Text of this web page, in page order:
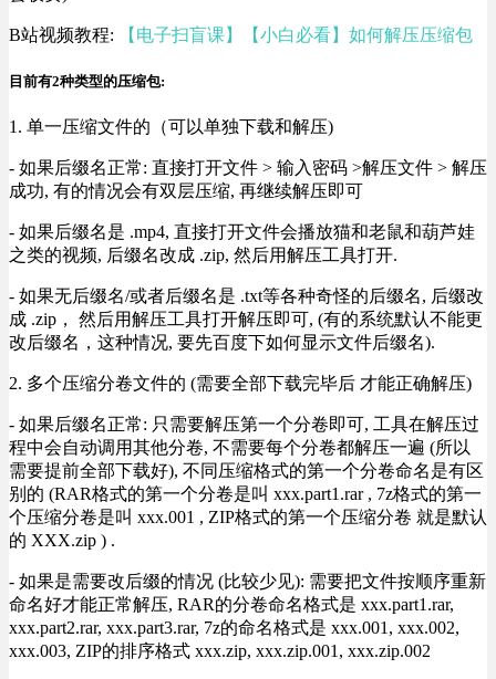
B站视频教程: 【电子扫盲课】【小白必看】如何解压压缩包
目前有2种类型的压缩包:
1. 单一压缩文件的（可以单独下载和解压)
- 如果后缀名正常: 直接打开文件 > 输入密码 >解压文件 > 解压
成功, 有的情况会有双层压缩, 再继续解压即可
- 如果后缀名是 .mp4, 直接打开文件会播放猫和老鼠和葫芦娃
之类的视频, 后缀名改成 .zip, 然后用解压工具打开.
- 如果无后缀名/或者后缀名是 .txt等各种奇怪的后缀名, 后缀改
成 .zip， 然后用解压工具打开解压即可, (有的系统默认不能更
改后缀名，这种情况, 要先百度下如何显示文件后缀名).
2. 多个压缩分卷文件的 (需要全部下载完毕后 才能正确解压)
- 如果后缀名正常: 只需要解压第一个分卷即可, 工具在解压过
程中会自动调用其他分卷, 不需要每个分卷都解压一遍 (所以
需要提前全部下载好), 不同压缩格式的第一个分卷命名是有区
别的 (RAR格式的第一个分卷是叫 xxx.part1.rar , 7z格式的第一
个压缩分卷是叫 xxx.001 , ZIP格式的第一个压缩分卷 就是默认
的 XXX.zip ) .
- 如果是需要改后缀的情况 (比较少见): 需要把文件按顺序重新
命名好才能正常解压, RAR的分卷命名格式是 xxx.part1.rar,
xxx.part2.rar, xxx.part3.rar, 7z的命名格式是 xxx.001, xxx.002,
xxx.003, ZIP的排序格式 xxx.zip, xxx.zip.001, xxx.zip.002